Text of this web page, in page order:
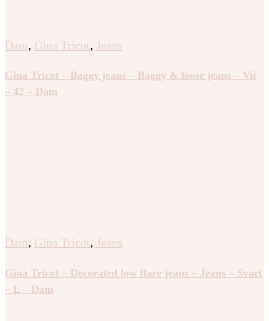
Dam, Gina Tricot, Jeans
Gina Tricot – Baggy jeans – Baggy & loose jeans – Vit
– 42 – Dam
Dam, Gina Tricot, Jeans
Gina Tricot – Decorated low flare jeans – Jeans – Svart
– L – Dam